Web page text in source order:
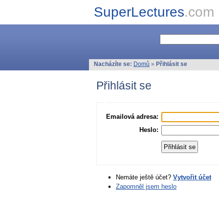
SuperLectures.com
Nacházíte se: Domů » Přihlásit se
Přihlásit se
Emailová adresa:
Heslo:
Nemáte ještě účet? Vytvořit účet
Zapomněl jsem heslo